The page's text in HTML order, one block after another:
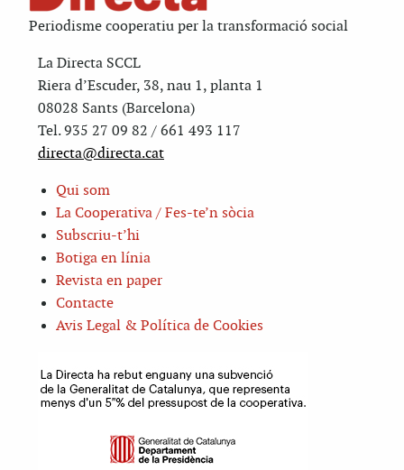
Periodisme cooperatiu per la transformació social
La Directa SCCL
Riera d’Escuder, 38, nau 1, planta 1
08028 Sants (Barcelona)
Tel. 935 27 09 82 / 661 493 117
directa@directa.cat
Qui som
La Cooperativa / Fes-te’n sòcia
Subscriu-t’hi
Botiga en línia
Revista en paper
Contacte
Avis Legal & Política de Cookies